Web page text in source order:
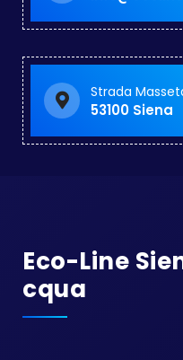
Strada
53100 Siena
Eco-Line
Cqua